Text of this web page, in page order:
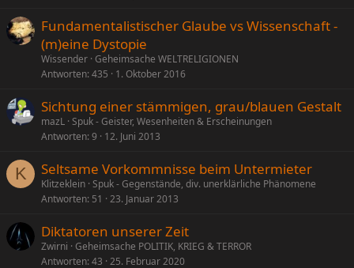
Fundamentalistischer Glaube vs Wissenschaft -
(m)eine Dystopie
Wissender Geheimsache WELTRELIGIONEN
Antworten 435 1. Oktober 2016
Sichtung einer stämmigen, grau/blauen Gestalt
mazL Spuk - Geister, Wesenheiten & Erscheinungen
Antworten 9 12. Juni 2013
K Seltsame Vorkommnisse beim Untermieter
Klitzeklein Spuk - Gegenstände, div. unerklärliche Phänomene
Antworten 51 23. Januar 2013
Diktatoren unserer Zeit
Zwirni
Geheimsache POLITIK, KRIEG & TERROR
Antworten 43 25. Februar 2020